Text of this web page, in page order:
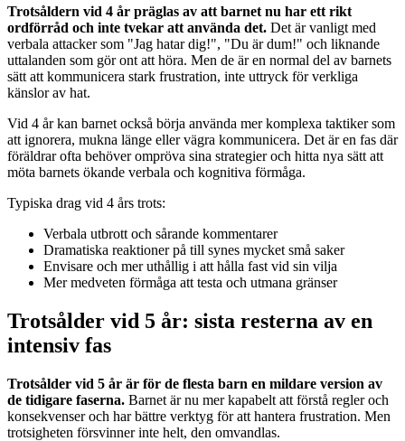
Trotsåldern vid 4 år präglas av att barnet nu har ett rikt
ordförråd och inte tvekar att använda det. Det är vanligt med
verbala attacker som "Jag hatar dig!", "Du är dum!" och liknande
uttalanden som gör ont att höra. Men de är en normal del av barnets
sätt att kommunicera stark frustration, inte uttryck för verkliga
känslor av hat.
Vid 4 år kan barnet också börja använda mer komplexa taktiker som
att ignorera, mukna länge eller vägra kommunicera. Det är en fas där
föräldrar ofta behöver ompröva sina strategier och hitta nya sätt att
möta barnets ökande verbala och kognitiva förmåga.
Typiska drag vid 4 års trots:
Verbala utbrott och sårande kommentarer
Dramatiska reaktioner på till synes mycket små saker
Envisare och mer uthållig i att hålla fast vid sin vilja
Mer medveten förmåga att testa och utmana gränser
Trotsålder vid 5 år: sista resterna av en
intensiv fas
Trotsålder vid 5 år är för de flesta barn en mildare version av
de tidigare faserna. Barnet är nu mer kapabelt att förstå regler och
konsekvenser och har bättre verktyg för att hantera frustration. Men
trotsigheten försvinner inte helt, den omvandlas.